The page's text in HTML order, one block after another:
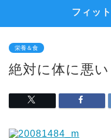
フィッ
栄養＆食
絶対に体に悪